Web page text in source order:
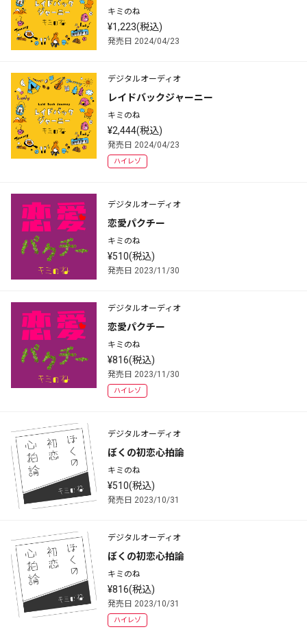
キミのね
¥1,223(税込)
発売日 2024/04/23
デジタルオーディオ
レイドバックジャーニー
キミのね
¥2,444(税込)
発売日 2024/04/23
ハイレゾ
デジタルオーディオ
恋愛パクチー
キミのね
¥510(税込)
発売日 2023/11/30
デジタルオーディオ
恋愛パクチー
キミのね
¥816(税込)
発売日 2023/11/30
ハイレゾ
デジタルオーディオ
ぼくの初恋心拍論
キミのね
¥510(税込)
発売日 2023/10/31
デジタルオーディオ
ぼくの初恋心拍論
キミのね
¥816(税込)
発売日 2023/10/31
ハイレゾ